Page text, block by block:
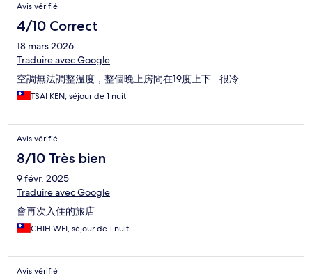
Avis vérifié
4/10 Correct
18 mars 2026
Traduire avec Google
空調無法調整溫度，整個晚上房間在19度上下...很冷
TSAI KEN, séjour de 1 nuit
Avis vérifié
8/10 Très bien
9 févr. 2025
Traduire avec Google
會再次入住的旅店
CHIH WEI, séjour de 1 nuit
Avis vérifié